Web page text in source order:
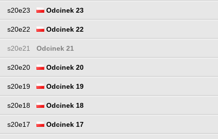
s20e23 Odcinek 23
s20e22 Odcinek 22
s20e21 Odcinek 21
s20e20 Odcinek 20
s20e19 Odcinek 19
s20e18 Odcinek 18
s20e17 Odcinek 17